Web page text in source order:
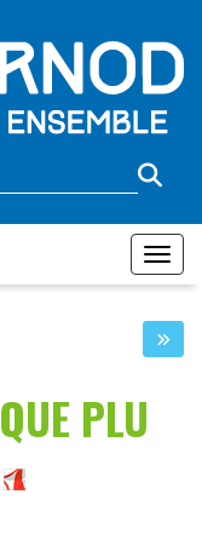
MENU
PLU